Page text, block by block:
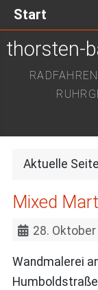
thorsten-
Aktuelle
Mixed
28.
Wandmalerei
Start